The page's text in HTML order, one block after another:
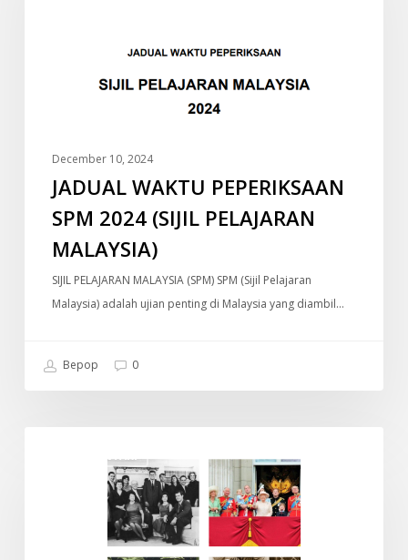
December 10, 2024
JADUAL WAKTU PEPERIKSAAN
SPM 2024 (SIJIL PELAJARAN
MALAYSIA)
SIJIL PELAJARAN MALAYSIA (SPM) SPM (Sijil Pelajaran
Malaysia) adalah ujian penting di Malaysia yang diambil…
Bepop 0
DOKUMENTARI